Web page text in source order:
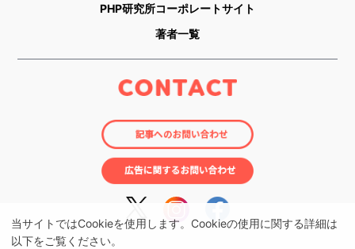
当サイトではCookieを使用します。Cookieの使用に関する詳細は
以下をご覧ください。
PHP研究所コーポレートサイト
著者一覧